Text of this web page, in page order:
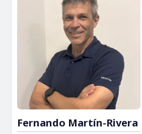
Fernando Martín-Rivera